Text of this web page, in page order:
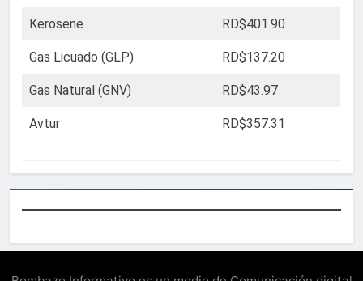
Kerosene RD$401.90
Gas Licuado (GLP) RD$137.20
Gas Natural (GNV) RD$43.97
Avtur RD$357.31